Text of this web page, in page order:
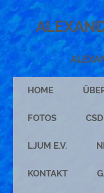
HOME
FOTOS CSD
LJUM E.V.
KONTAKT